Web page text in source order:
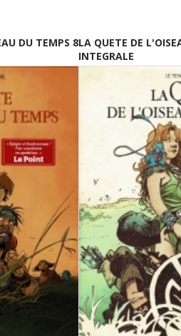
DU TEMPS 8LA QUETE DE
INTEGRALE